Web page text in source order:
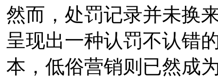
然而，处罚记录并未换
呈现出一种认罚不认错
本，低俗营销则已然成